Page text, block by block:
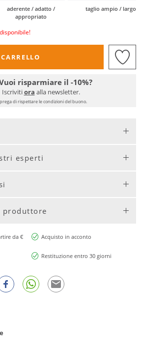
aderente / adatto /
appropriato
taglio ampio / largo
risparmiare il -10%?
Iscrivitiora alla newsletter.
di rispettare le condizioni del buono.
esperti
produttore
da €
Acquisto in acconto
Restituzione entro 30 giorni